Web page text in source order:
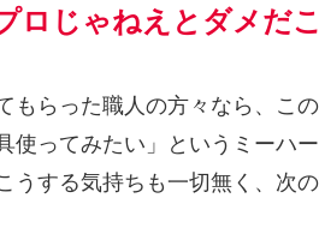
プロじゃねえとダメだ
もらった職人の方々なら、こ
使ってみたい」というミーハ
うする気持ちも一切無く、次